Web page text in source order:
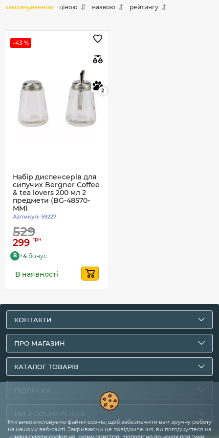
замовчуванням ціною назвою рейтингу
-43 %
2
Набір диспенсерів для
сипучих Bergner Coffee
& tea lovers 200 мл 2
предмети (BG-48570-
MM)
Артикул: 59227
529
299 грн
B +4 бонус
В наявності
КОНТАКТИ
ПРО МАГАЗИН
КАТАЛОГ ТОВАРІВ
Ми використовуємо файли cookie, щоб забезпечити вам зручну роботу
на нашому веб-сайті. Закриваючи це повідомлення, ви погоджуєтеся на
наші файли cookie на цьому пристрої відповідно до нашої політики